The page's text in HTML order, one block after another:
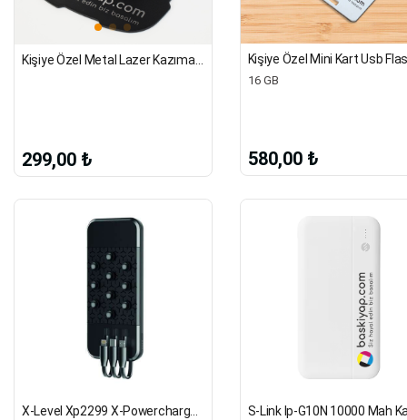
299,00 ₺
16 GB
580,00 ₺
X-Level Xp2299 X-Powercharge 10000 Mah Wireless Charge Siyah Powerbank